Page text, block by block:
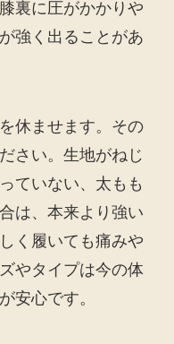
裏に圧がかかりや
強く出ることがあ
休ませます。その
さい。生地がねじ
ていない、太もも
は、本来より強い
く履いても痛みや
やタイプは今の体
安心です。